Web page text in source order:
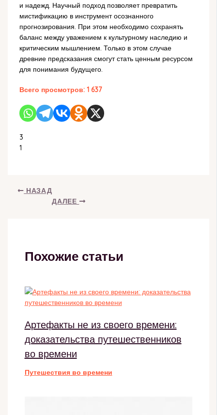
и надежд. Научный подход позволяет превратить
мистификацию в инструмент осознанного
прогнозирования. При этом необходимо сохранять
баланс между уважением к культурному наследию и
критическим мышлением. Только в этом случае
древние предсказания смогут стать ценным ресурсом
для понимания будущего.
Всего просмотров: 1 637
3
1
НАЗАД
ДАЛЕЕ
Похожие статьи
Артефакты не из своего времени:
доказательства путешественников
во времени
Путешествия во времени